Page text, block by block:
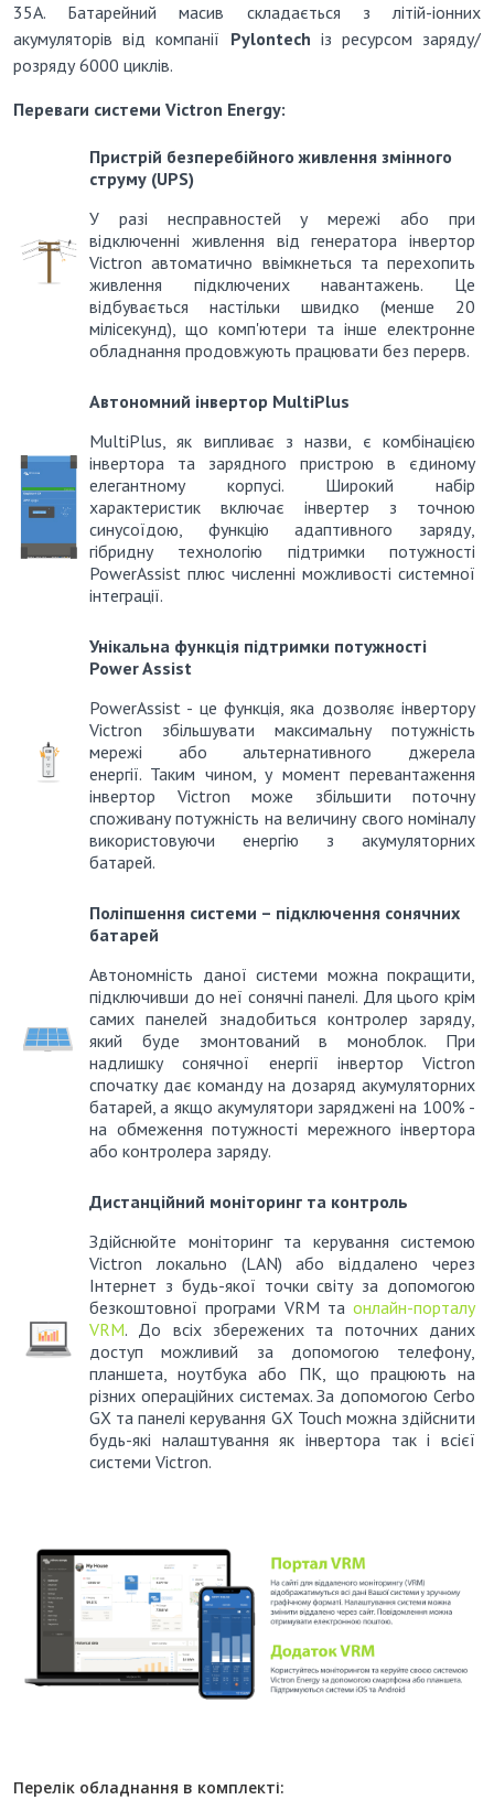
35А. Батарейний масив складається з літій-іонних
акумуляторів від компанії Pylontech із ресурсом заряду/
розряду 6000 циклів.
Переваги системи Victron Energy:
Пристрій безперебійного живлення змінного
струму (UPS)
У разі несправностей у мережі або при
відключенні живлення від генератора інвертор
Victron автоматично ввімкнеться та перехопить
живлення підключених навантажень. Це
відбувається настільки швидко (менше 20
мілісекунд), що комп'ютери та інше електронне
обладнання продовжують працювати без перерв.
Автономний інвертор MultiPlus
MultiPlus, як випливає з назви, є комбінацією
інвертора та зарядного пристрою в єдиному
елегантному корпусі. Широкий набір
характеристик включає інвертер з точною
синусоїдою, функцію адаптивного заряду,
гібридну технологію підтримки потужності
PowerAssist плюс численні можливості системної
інтеграції.
Унікальна функція підтримки потужності
Power Assist
PowerAssist - це функція, яка дозволяє інвертору
Victron збільшувати максимальну потужність
мережі або альтернативного джерела
енергії. Таким чином, у момент перевантаження
інвертор Victron може збільшити поточну
споживану потужність на величину свого номіналу
використовуючи енергію з акумуляторних
батарей.
Поліпшення системи – підключення сонячних
батарей
Автономність даної системи можна покращити,
підключивши до неї сонячні панелі. Для цього крім
самих панелей знадобиться контролер заряду,
який буде змонтований в моноблок. При
надлишку сонячної енергії інвертор Victron
спочатку дає команду на дозаряд акумуляторних
батарей, а якщо акумулятори заряджені на 100% -
на обмеження потужності мережного інвертора
або контролера заряду.
Дистанційний моніторинг та контроль
Здійснюйте моніторинг та керування системою
Victron локально (LAN) або віддалено через
Інтернет з будь-якої точки світу за допомогою
безкоштовної програми VRM та онлайн-порталу
VRM. До всіх збережених та поточних даних
доступ можливий за допомогою телефону,
планшета, ноутбука або ПК, що працюють на
різних операційних системах.За допомогою Cerbo
GX та панелі керування GX Touch можна здійснити
будь-які налаштування як інвертора так і всієї
системи Victron.
Перелік обладнання в комплекті: